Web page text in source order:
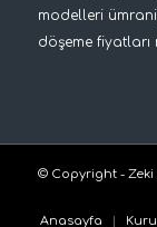
modelleri
döşeme fiyatları
© Copyright -
Anasayfa